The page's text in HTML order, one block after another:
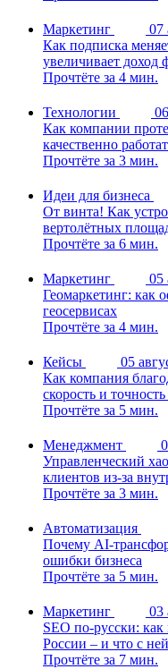
Маркетинг
07
Как подписка
увеличивает доход
Прочтёте за 4 мин.
Технологии
Как компании
качественно
Прочтёте за 3 мин.
Идеи для бизнеса
От винта! Как
вертолётных
Прочтёте за 6 мин.
Маркетинг
05
Геомаркетинг: как
геосервисах
Прочтёте за 4 мин.
Кейсы
05
Как компания
скорость и
Прочтёте за 5 мин.
Менеджмент
Управленческий
клиентов из-за
Прочтёте за 3 мин.
Автоматизация
Почему AI-
ошибки бизнеса
Прочтёте за 5 мин.
Маркетинг
03
SEO по-русски:
России – и что с
Прочтёте за 7 мин.